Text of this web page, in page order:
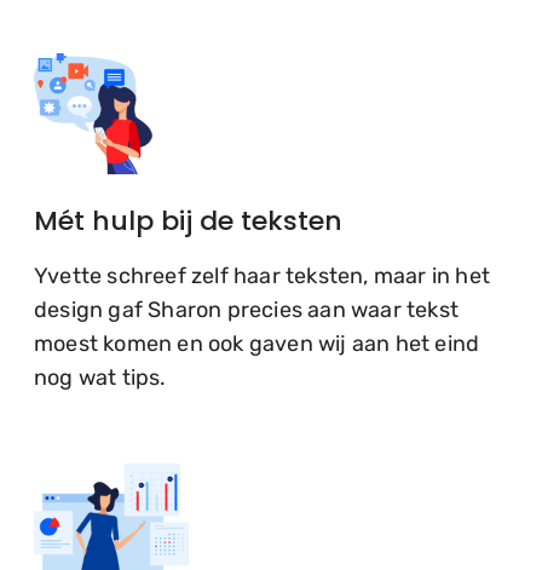
Mét hulp bij de teksten
Yvette schreef zelf haar teksten, maar in het
design gaf Sharon precies aan waar tekst
moest komen en ook gaven wij aan het eind
nog wat tips.